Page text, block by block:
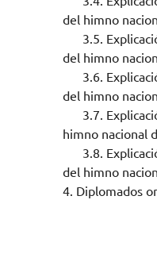
del himno
3.5.
del himno
3.6.
del himno
3.7.
himno nacional
3.8.
del himno
4. Diplomados